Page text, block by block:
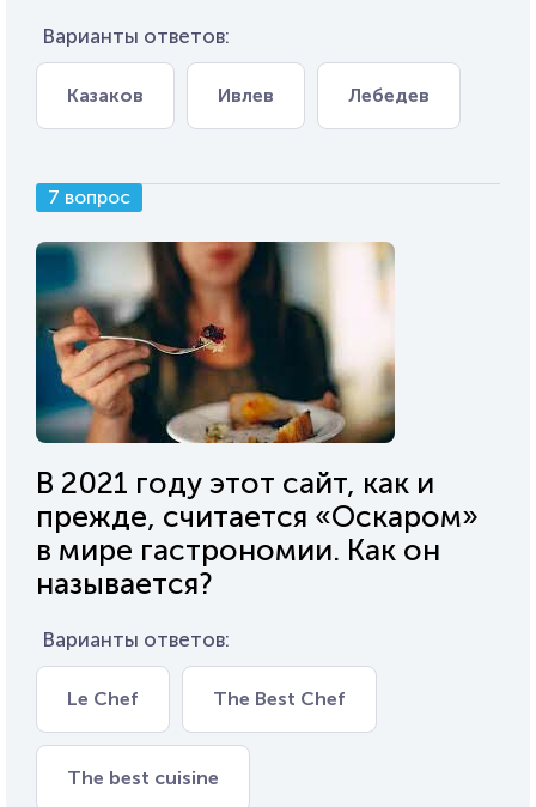
Варианты ответов:
Казаков Ивлев Лебедев
7 вопрос
В 2021 году этот сайт, как и
прежде, считается «Оскаром»
в мире гастрономии. Как он
называется?
Варианты ответов:
Le Chef The Best Chef
The best cuisine